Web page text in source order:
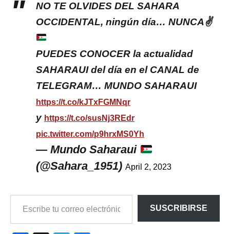
NO TE OLVIDES DEL SAHARA
OCCIDENTAL, ningún día… NUNCA✌
PUEDES CONOCER la actualidad
SAHARAUI del día en el CANAL de
TELEGRAM… MUNDO SAHARAUI
https://t.co/kJTxFGMNqr
y https://t.co/susNj3REdr
pic.twitter.com/p9hrxMS0Yh
— Mundo Saharaui
(@Sahara_1951) April 2, 2023
SUSCRIBIRSE